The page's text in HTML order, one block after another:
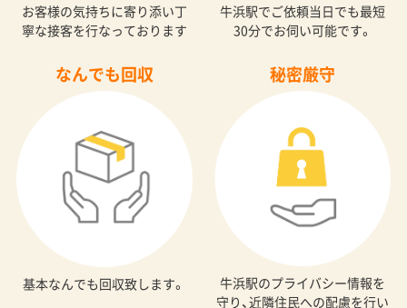
お客様の気持ちに寄り添い丁
寧な接客を行なっております
牛浜駅でご依頼当日でも最短
30分でお伺い可能です。
なんでも回収
基本なんでも回収致します。
秘密厳守
牛浜駅のプライバシー情報を
守り、近隣住民への配慮を行い